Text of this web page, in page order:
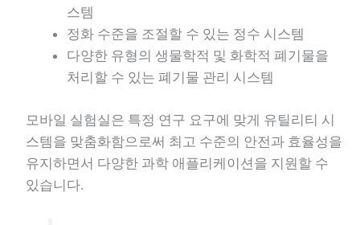
스템
정화 수준을 조절할 수 있는 정수 시스템
다양한 유형의 생물학적 및 화학적 폐기물을
처리할 수 있는 폐기물 관리 시스템
모바일 실험실은 특정 연구 요구에 맞게 유틸리티 시
스템을 맞춤화함으로써 최고 수준의 안전과 효율성을
유지하면서 다양한 과학 애플리케이션을 지원할 수
있습니다.